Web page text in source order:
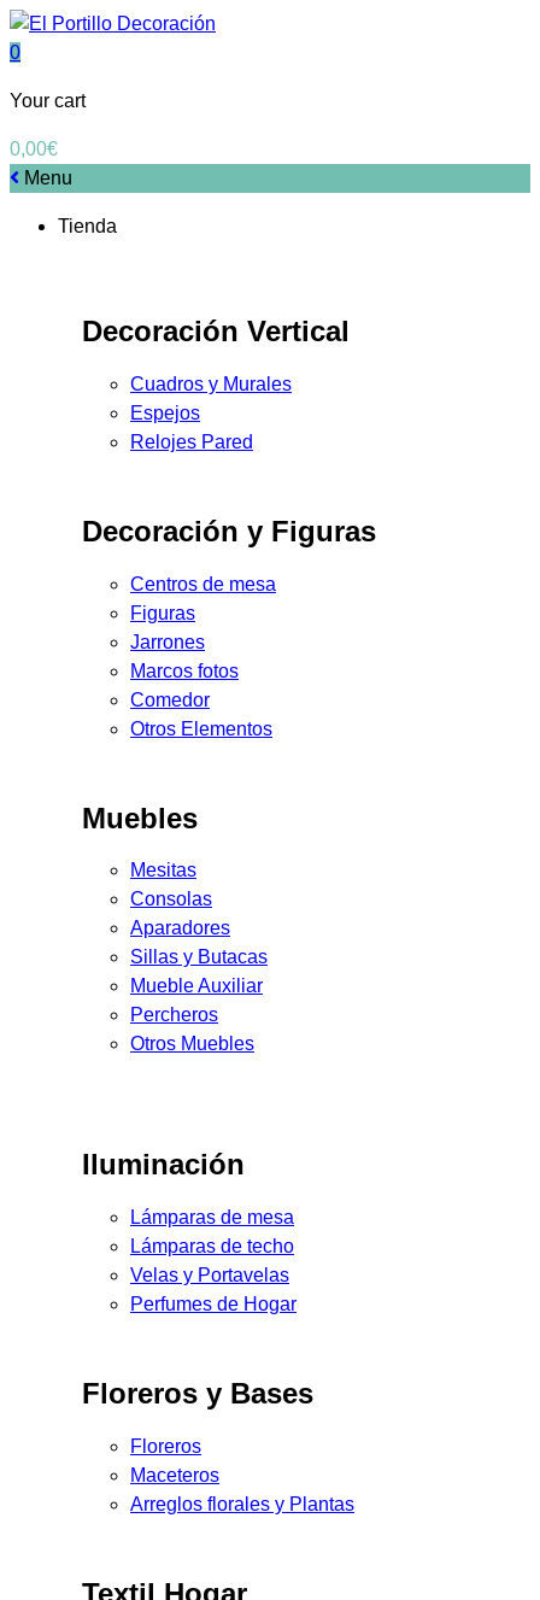
0
Your cart
0,00€
Menu
Tienda
Decoración Vertical
Cuadros y Murales
Espejos
Relojes Pared
Decoración y Figuras
Centros de mesa
Figuras
Jarrones
Marcos fotos
Comedor
Otros Elementos
Muebles
Mesitas
Consolas
Aparadores
Sillas y Butacas
Mueble Auxiliar
Percheros
Otros Muebles
Iluminación
Lámparas de mesa
Lámparas de techo
Velas y Portavelas
Perfumes de Hogar
Floreros y Bases
Floreros
Maceteros
Arreglos florales y Plantas
Textil Hogar